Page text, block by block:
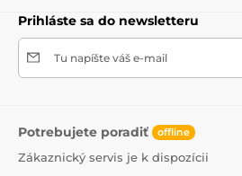
Prihláste sa do newsletteru
Tu napíšte váš e-mail
Potrebujete poradiť offline
Zákaznický servis je k dispozícii